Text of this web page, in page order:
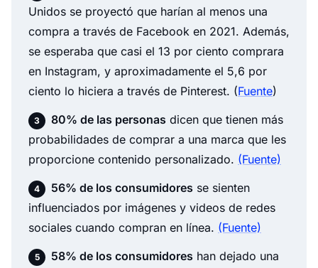
Unidos se proyectó que harían al menos una
compra a través de Facebook en 2021. Además,
se esperaba que casi el 13 por ciento comprara
en Instagram, y aproximadamente el 5,6 por
ciento lo hiciera a través de Pinterest. (Fuente)
80% de las personas dicen que tienen más
probabilidades de comprar a una marca que les
proporcione contenido personalizado. (Fuente)
56% de los consumidores se sienten
influenciados por imágenes y videos de redes
sociales cuando compran en línea. (Fuente)
58% de los consumidores han dejado una